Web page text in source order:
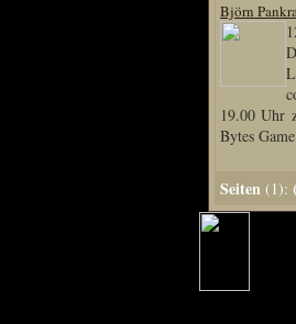
Björn
19.00 Uhr
Bytes
Seiten (1):